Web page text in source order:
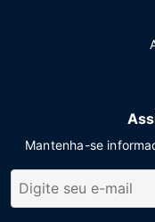
Mantenha-se